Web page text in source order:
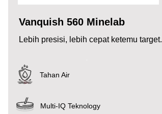
Vanquish 560 Minelab
Lebih presisi, lebih cepat ketemu target.
Tahan Air
Multi-IQ Teknology